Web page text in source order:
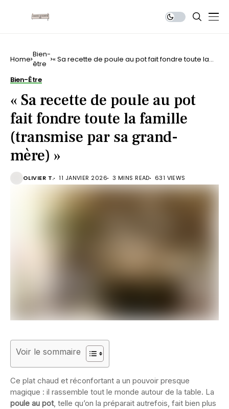
Home Bien-
être
« Sa recette de poule au pot fait fondre toute la
Bien-Être
« Sa recette de poule au pot
fait fondre toute la famille
(transmise par sa grand-
mère) »
OLIVIER T. 11 JANVIER 2026 3 MINS READ 631 VIEWS
Voir le sommaire
Ce plat chaud et réconfortant a un pouvoir presque
magique : il rassemble tout le monde autour de la table. La
poule au pot, telle qu’on la préparait autrefois, fait bien plus